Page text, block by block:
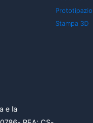
Stampa 3D
e la